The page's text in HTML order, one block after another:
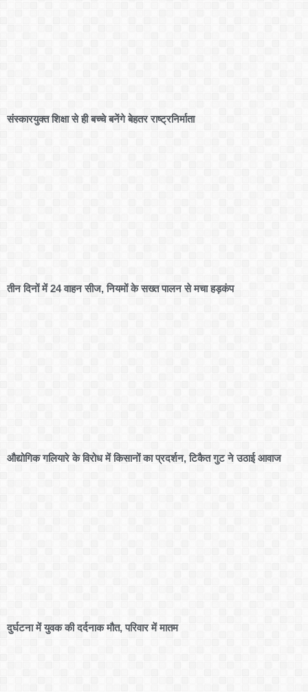
संस्कारयुक्त शिक्षा से ही बच्चे बनेंगे बेहतर राष्ट्रनिर्माता
तीन दिनों में 24 वाहन सीज, नियमों के सख्त पालन से मचा हड़कंप
औद्योगिक गलियारे के विरोध में किसानों का प्रदर्शन, टिकैत गुट ने उठाई आवाज
दुर्घटना में युवक की दर्दनाक मौत, परिवार में मातम